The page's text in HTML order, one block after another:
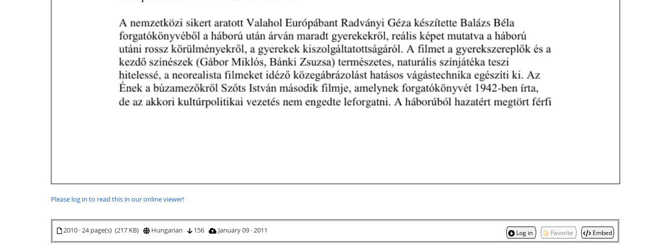
Please log in to read this in our online viewer!
2010 · 24 page(s) (217 KB) Hungarian 156 January 09 · 2011 Log in Favorite Embed